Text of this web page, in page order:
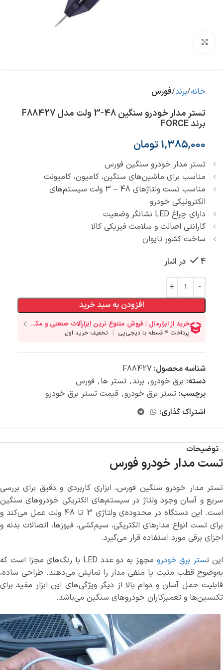
خانه برند فورس
تستر مدار خودرو سنگین 48-3 ولت مدل F88427
برند FORCE
1,385,000تومان
تستر مدار خودرو سنگین فورس
مناسب برای ماشین‌های سنگین، کامیون، کامیونت
مناسب تست ولتاژهای 48 – 3 ولت سیستم‌های
الکترونیکی خودرو
دارای چراغ LED نشانگر وضعیت
گارانتی اصالت و سلامت فیزیکی کالا
ساخت کشور تایوان
4 در انبار
افزودن به سبد خرید
شناسه محصول: F88427
دسته: برق خودرو, برند, تستر ها, فورس
برچسب: تستر برق خودرو, قیمت تستر برق خودرو
اشتراک گذاری:
توضیحات
تست مدار خودرو فورس
تستر مدار خودرو سنگین فورس، ابزاری کاربردی و دقیق برای بررسی
سریع و آسان وجود ولتاژ در سیستم‌های الکتریکی خودروهای سنگین
است. این دستگاه در محدوده‌ی ولتاژی 3 تا 48 ولت عمل می‌کند و
برای تست انواع مدارهای الکتریکی، سیم‌کشی، فیوزها، اتصالات بدنه و
اجزای برقی مورد استفاده قرار می‌گیرد.
این تستر برق خودرو
مجهز به دو عدد LED با رنگ‌های مجزا است که
به‌وضوح قطب مثبت یا منفی مدار را نمایش می‌دهند. طراحی ساده،
قابلیت حمل آسان و دوام بالا از دیگر ویژگی‌های این ابزار مفید برای
تکنسین‌ها و تعمیرکاران خودروهای سنگین می‌باشد.